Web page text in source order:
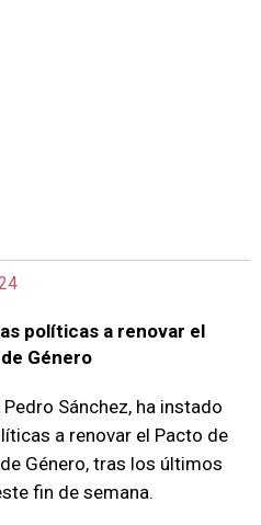
políticas a renovar el
Género
Sánchez, ha instado
a renovar el Pacto de
Género, tras los últimos
fin de semana.